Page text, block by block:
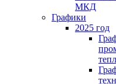
МКД
Графики
2025 год